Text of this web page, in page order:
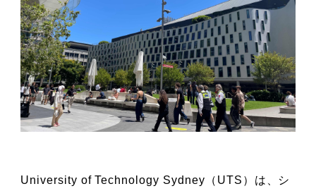
University of Technology Sydney（UTS）は、シ